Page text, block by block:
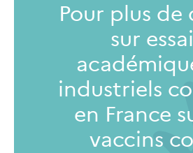
Pour plus de
sur
industriels
en France
vaccins